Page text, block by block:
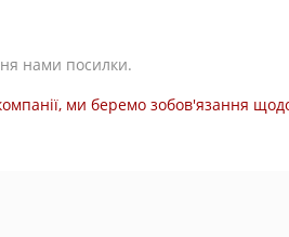
нами посилки.
ми беремо зобов'язання